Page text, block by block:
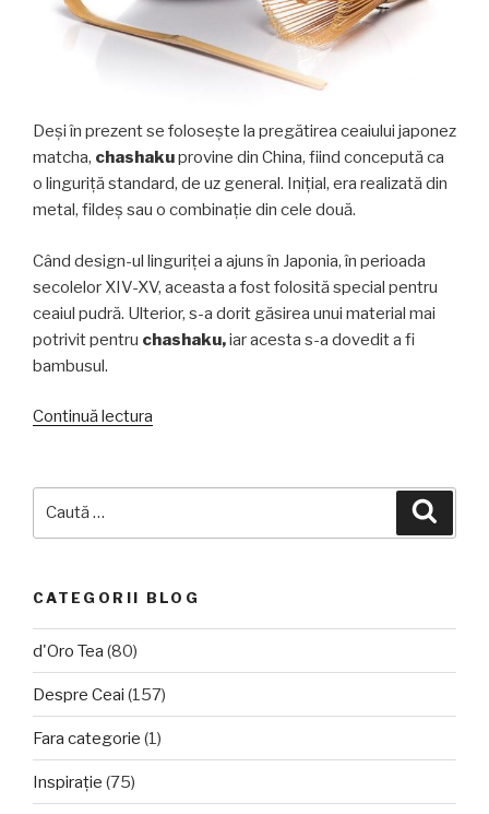
Deși în prezent se folosește la pregătirea ceaiului japonez
matcha, chashakuprovine din China, fiind concepută ca
o linguriță standard, de uz general. Inițial, era realizată din
metal, fildeș sau o combinație din cele două.
Când design-ul linguriței a ajuns în Japonia, în perioada
secolelor XIV-XV, aceasta a fost folosită special pentru
ceaiul pudră. Ulterior, s-a dorit găsirea unui material mai
potrivit pentru chashaku,iar acesta s-a dovedit a fi
bambusul.
Continuă lectura
accesoriu
CATEGORII BLOG
d'Oro Tea (80)
Despre Ceai (157)
Fara categorie (1)
Inspirație (75)